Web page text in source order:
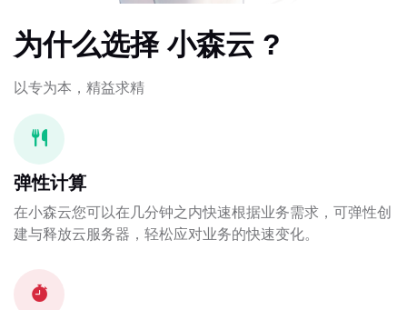
为什么选择 小森云 ?
以专为本，精益求精
弹性计算
在小森云您可以在几分钟之内快速根据业务需求，可弹性创
建与释放云服务器，轻松应对业务的快速变化。